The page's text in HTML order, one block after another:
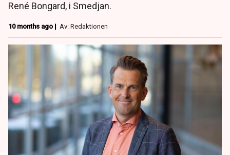
René Bongard, i Smedjan.
10 months ago | Av: Redaktionen